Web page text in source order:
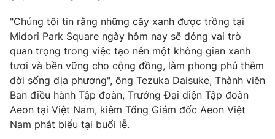
THỜI BÁO VTV
Theo dõi báo trên
"Chúng tôi tin rằng những cây xanh được trồng tại
Midori Park Square ngày hôm nay sẽ đóng vai trò
quan trọng trong việc tạo nên một không gian xanh
tươi và bền vững cho cộng đồng, làm phong phú thêm
đời sống địa phương", ông Tezuka Daisuke, Thành viên
Ban điều hành Tập đoàn, Trưởng Đại diện Tập đoàn
Aeon tại Việt Nam, kiêm Tổng Giám đốc Aeon Việt
Nam phát biểu tại buổi lễ.